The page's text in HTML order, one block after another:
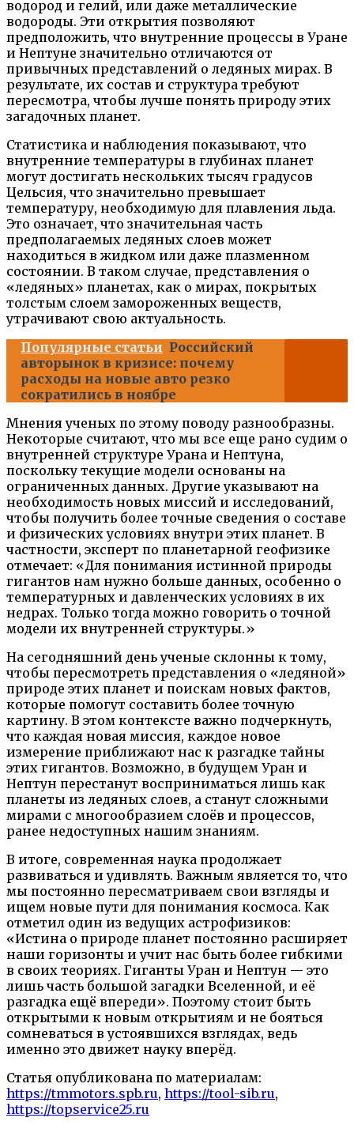
водород и гелий, или даже металлические
водороды. Эти открытия позволяют
предположить, что внутренние процессы в Уране
и Нептуне значительно отличаются от
привычных представлений о ледяных мирах. В
результате, их состав и структура требуют
пересмотра, чтобы лучше понять природу этих
загадочных планет.
Статистика и наблюдения показывают, что
внутренние температуры в глубинах планет
могут достигать нескольких тысяч градусов
Цельсия, что значительно превышает
температуру, необходимую для плавления льда.
Это означает, что значительная часть
предполагаемых ледяных слоев может
находиться в жидком или даже плазменном
состоянии. В таком случае, представления о
«ледяных» планетах, как о мирах, покрытых
толстым слоем замороженных веществ,
утрачивают свою актуальность.
Популярные статьи Российский
авторынок в кризисе: почему
расходы на новые авто резко
сократились в ноябре
Мнения ученых по этому поводу разнообразны.
Некоторые считают, что мы все еще рано судим о
внутренней структуре Урана и Нептуна,
поскольку текущие модели основаны на
ограниченных данных. Другие указывают на
необходимость новых миссий и исследований,
чтобы получить более точные сведения о составе
и физических условиях внутри этих планет. В
частности, эксперт по планетарной геофизике
отмечает: «Для понимания истинной природы
гигантов нам нужно больше данных, особенно о
температурных и давленческих условиях в их
недрах. Только тогда можно говорить о точной
модели их внутренней структуры.»
На сегодняшний день ученые склонны к тому,
чтобы пересмотреть представления о «ледяной»
природе этих планет и поискам новых фактов,
которые помогут составить более точную
картину. В этом контексте важно подчеркнуть,
что каждая новая миссия, каждое новое
измерение приближают нас к разгадке тайны
этих гигантов. Возможно, в будущем Уран и
Нептун перестанут восприниматься лишь как
планеты из ледяных слоев, а станут сложными
мирами с многообразием слоёв и процессов,
ранее недоступных нашим знаниям.
В итоге, современная наука продолжает
развиваться и удивлять. Важным является то, что
мы постоянно пересматриваем свои взгляды и
ищем новые пути для понимания космоса. Как
отметил один из ведущих астрофизиков:
«Истина о природе планет постоянно расширяет
наши горизонты и учит нас быть более гибкими
в своих теориях. Гиганты Уран и Нептун — это
лишь часть большой загадки Вселенной, и её
разгадка ещё впереди». Поэтому стоит быть
открытыми к новым открытиям и не бояться
сомневаться в устоявшихся взглядах, ведь
именно это движет науку вперёд.
Статья опубликована по материалам:
https://tmmotors.spb.ru, https://tool-sib.ru,
https://topservice25.ru